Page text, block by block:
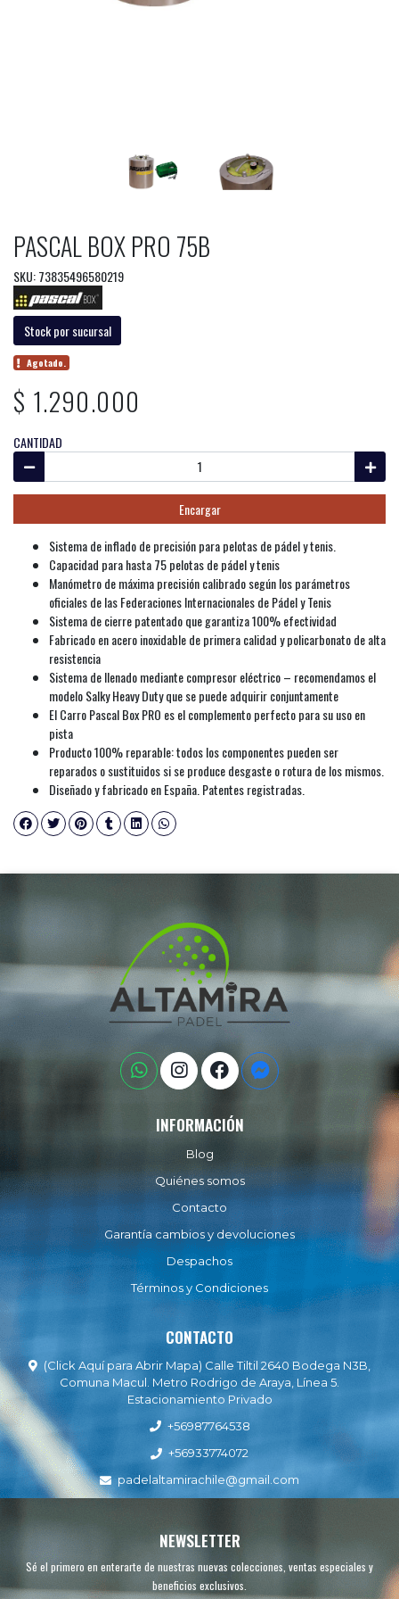
PASCAL BOX PRO 75B
SKU: 73835496580219
Stock por sucursal
Agotado.
$ 1.290.000
CANTIDAD
Encargar
Sistema de inflado de precisión para pelotas de pádel y tenis.
Capacidad para hasta 75 pelotas de pádel y tenis
Manómetro de máxima precisión calibrado según los parámetros
oficiales de las Federaciones Internacionales de Pádel y Tenis
Sistema de cierre patentado que garantiza 100% efectividad
Fabricado en acero inoxidable de primera calidad y policarbonato de alta
resistencia
Sistema de llenado mediante compresor eléctrico – recomendamos el
modelo Salky Heavy Duty que se puede adquirir conjuntamente
El Carro Pascal Box PRO es el complemento perfecto para su uso en
pista
Producto 100% reparable: todos los componentes pueden ser
reparados o sustituidos si se produce desgaste o rotura de los mismos.
Diseñado y fabricado en España. Patentes registradas.
INFORMACIÓN
Blog
Quiénes somos
Contacto
Garantía cambios y devoluciones
Despachos
Términos y Condiciones
CONTACTO
(Click Aquí para Abrir Mapa) Calle Tiltil 2640 Bodega N3B,
Comuna Macul. Metro Rodrigo de Araya, Línea 5.
Estacionamiento Privado
+56987764538
+56933774072
padelaltamirachile@gmail.com
NEWSLETTER
Sé el primero en enterarte de nuestras nuevas colecciones, ventas especiales y
beneficios exclusivos.